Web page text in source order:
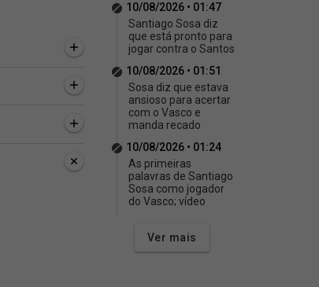
10/08/2026 • 01:47
Santiago Sosa diz
que está pronto para
jogar contra o Santos
10/08/2026 • 01:51
Sosa diz que estava
ansioso para acertar
com o Vasco e
manda recado
10/08/2026 • 01:24
As primeiras
palavras de Santiago
Sosa como jogador
do Vasco; vídeo
Ver mais